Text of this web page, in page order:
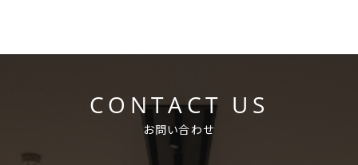
CONTACT US
お問い合わせ